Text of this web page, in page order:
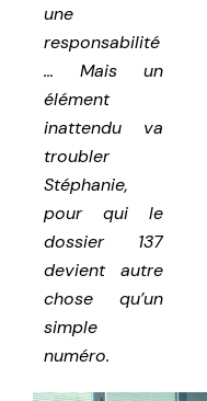
une
responsabilité
… Mais un
élément
inattendu va
troubler
Stéphanie,
pour qui le
dossier 137
devient autre
chose qu’un
simple
numéro.